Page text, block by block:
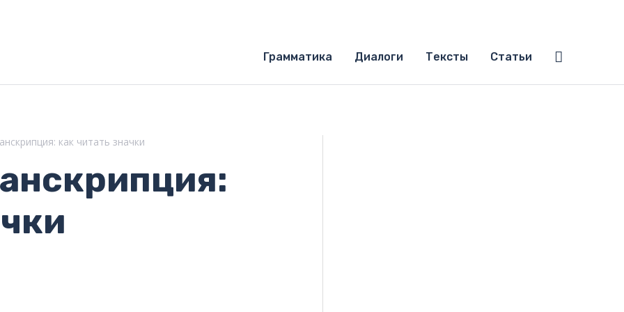
Грамматика Диалоги Тексты Статьи Поиск
как читать значки